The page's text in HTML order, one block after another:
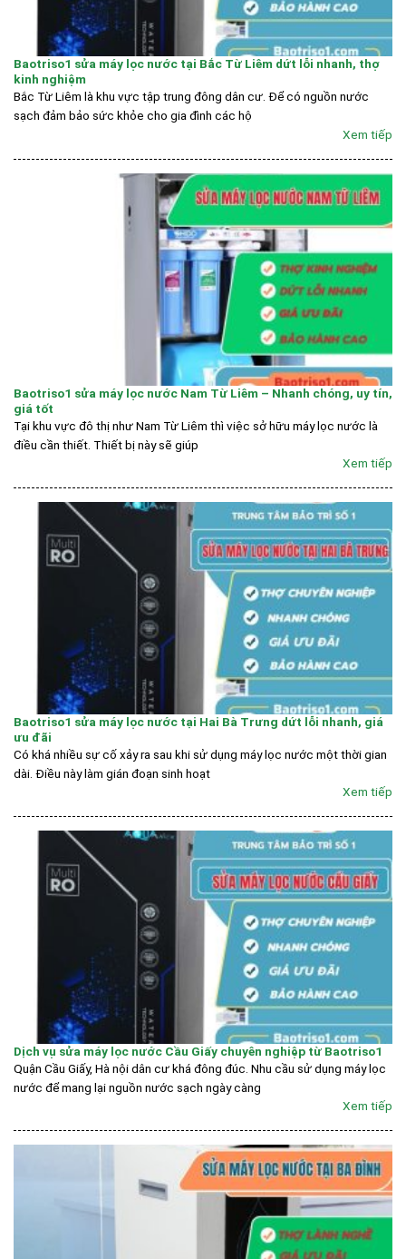
Baotriso1 sửa máy lọc nước tại Bắc Từ Liêm dứt lỗi nhanh, thợ
kinh nghiệm
Bắc Từ Liêm là khu vực tập trung đông dân cư. Để có nguồn nước
sạch đảm bảo sức khỏe cho gia đình các hộ
Xem tiếp
Baotriso1 sửa máy lọc nước Nam Từ Liêm – Nhanh chóng, uy tín,
giá tốt
Tại khu vực đô thị như Nam Từ Liêm thì việc sở hữu máy lọc nước là
điều cần thiết. Thiết bị này sẽ giúp
Xem tiếp
Baotriso1 sửa máy lọc nước tại Hai Bà Trưng dứt lỗi nhanh, giá
ưu đãi
Có khá nhiều sự cố xảy ra sau khi sử dụng máy lọc nước một thời gian
dài. Điều này làm gián đoạn sinh hoạt
Xem tiếp
Dịch vụ sửa máy lọc nước Cầu Giấy chuyên nghiệp từ Baotriso1
Quận Cầu Giấy, Hà nội dân cư khá đông đúc. Nhu cầu sử dụng máy lọc
nước để mang lại nguồn nước sạch ngày càng
Xem tiếp